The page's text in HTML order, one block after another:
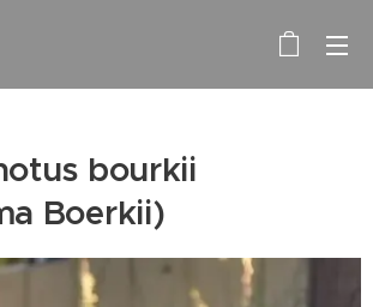
bourkii
Boerkii)